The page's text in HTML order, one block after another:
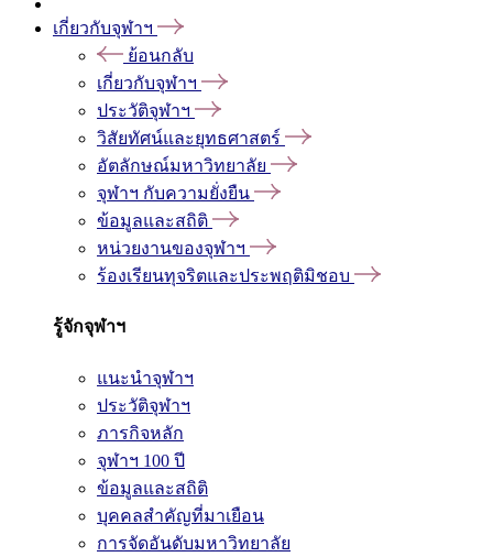
เกี่ยวกับจุฬาฯ
ย้อนกลับ
เกี่ยวกับจุฬาฯ
ประวัติจุฬาฯ
วิสัยทัศน์และยุทธศาสตร์
อัตลักษณ์มหาวิทยาลัย
จุฬาฯ กับความยั่งยืน
ข้อมูลและสถิติ
หน่วยงานของจุฬาฯ
ร้องเรียนทุจริตและประพฤติมิชอบ
รู้จักจุฬาฯ
แนะนำจุฬาฯ
ประวัติจุฬาฯ
ภารกิจหลัก
จุฬาฯ 100 ปี
ข้อมูลและสถิติ
บุคคลสำคัญที่มาเยือน
การจัดอันดับมหาวิทยาลัย